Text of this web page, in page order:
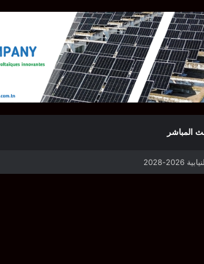
المباشر
أو ميدياما